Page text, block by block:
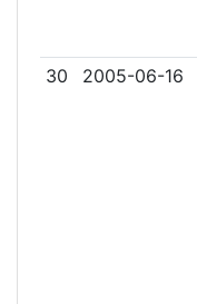
30 2005-06-16